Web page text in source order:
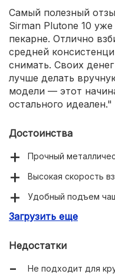
Самый полезный
Sirman Plutone 10
пекарне. Отлично
средней
снимать. Своих
лучше делать
модели — этот
остального идеален."
Достоинства
Прочный
Высокая скорость
Удобный подъем
Легкость очистки
Загрузить еще
Недостатки
Не подходит для